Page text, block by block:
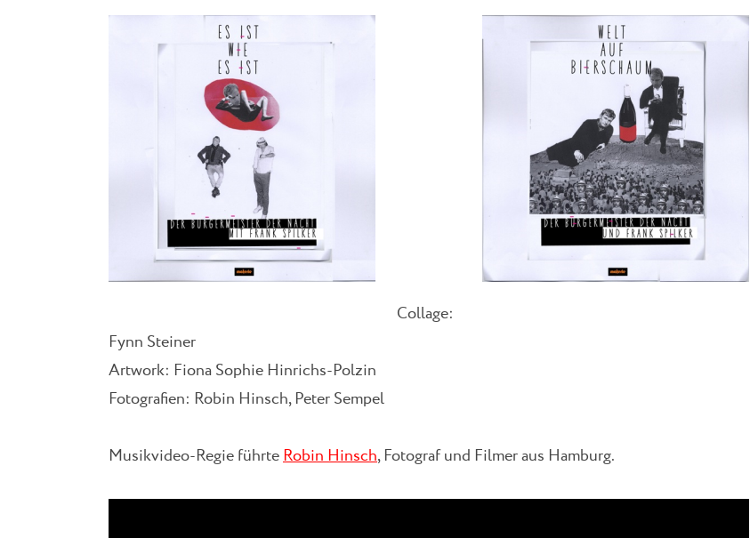
Collage:
Fynn Steiner
Artwork: Fiona Sophie Hinrichs-Polzin
Fotografien: Robin Hinsch, Peter Sempel
Musikvideo-Regie führteRobin Hinsch, Fotograf und Filmer aus Hamburg.